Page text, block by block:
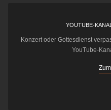
YOUTUBE-
Konzert oder Gottesdienst
YouTube-